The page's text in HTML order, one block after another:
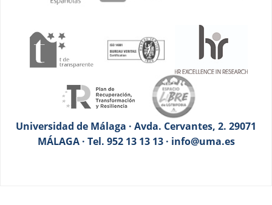
Universidad de Málaga · Avda. Cervantes, 2. 29071
MÁLAGA · Tel. 952 13 13 13 · info@uma.es